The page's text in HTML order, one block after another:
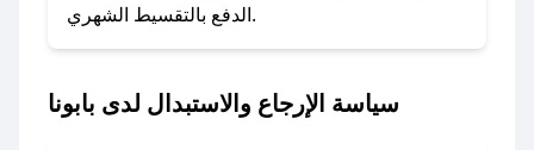
في حال عدم توفر كوبونات لمتجرك المفضل، يمكنك
مراسلتنا مباشرة وسنعمل على توفير الكوبونات في
الدفع بالتقسيط الشهري.
سياسة الإرجاع والاستبدال لدى بابونا